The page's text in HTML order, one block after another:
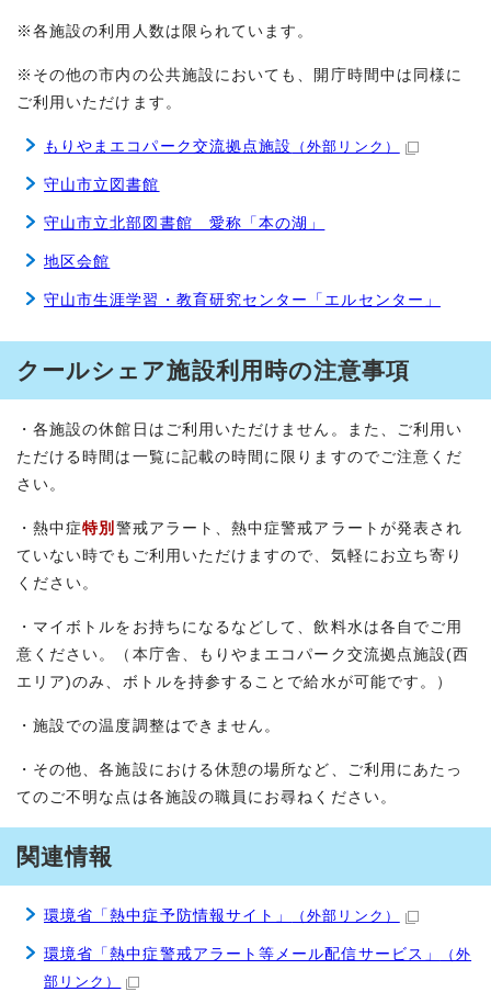
※各施設の利用人数は限られています。
※その他の市内の公共施設においても、開庁時間中は同様に
ご利用いただけます。
もりやまエコパーク交流拠点施設 （外部リンク）
守山市立図書館
守山市立北部図書館 愛称「本の湖」
地区会館
守山市生涯学習・教育研究センター「エルセンター」
クールシェア施設利用時の注意事項
・各施設の休館日はご利用いただけません。また、ご利用い
ただける時間は一覧に記載の時間に限りますのでご注意くだ
さい。
・熱中症特別 警戒アラート、熱中症警戒アラートが発表され
ていない時でもご利用いただけますので、気軽にお立ち寄り
ください。
・マイボトルをお持ちになるなどして、飲料水は各自でご用
意ください。（本庁舎、もりやまエコパーク交流拠点施設(西
エリア)のみ、ボトルを持参することで給水が可能です。）
・施設での温度調整はできません。
・その他、各施設における休憩の場所など、ご利用にあたっ
てのご不明な点は各施設の職員にお尋ねください。
関連情報
環境省「熱中症予防情報サイト」 （外部リンク）
環境省「熱中症警戒アラート等メール配信サービス」
（外
部リンク）